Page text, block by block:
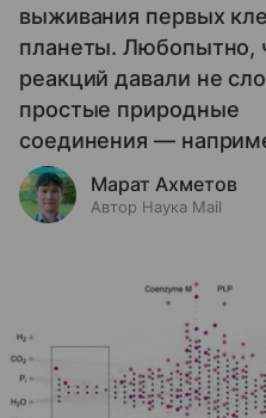
выживания первых
планеты. Любопытно,
реакций давали не
простые природные
соединения —
Марат Ахметов
Автор Наука Mail